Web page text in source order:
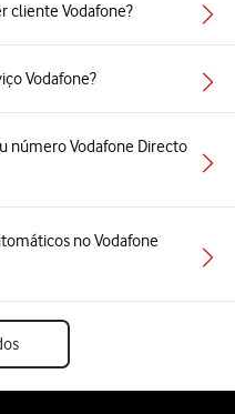
cliente Vodafone?
Vodafone?
número Vodafone Directo
no Vodafone